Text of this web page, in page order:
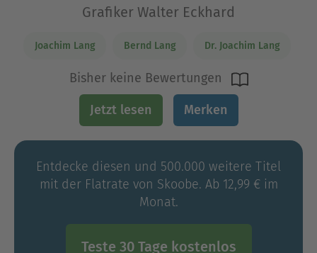
Grafiker Walter Eckhard
Joachim Lang Bernd Lang Dr. Joachim Lang
Bisher keine Bewertungen
Jetzt lesen Merken
Entdecke diesen und 500.000 weitere Titel
mit der Flatrate von Skoobe. Ab 12,99 € im
Monat.
Teste 30 Tage kostenlos